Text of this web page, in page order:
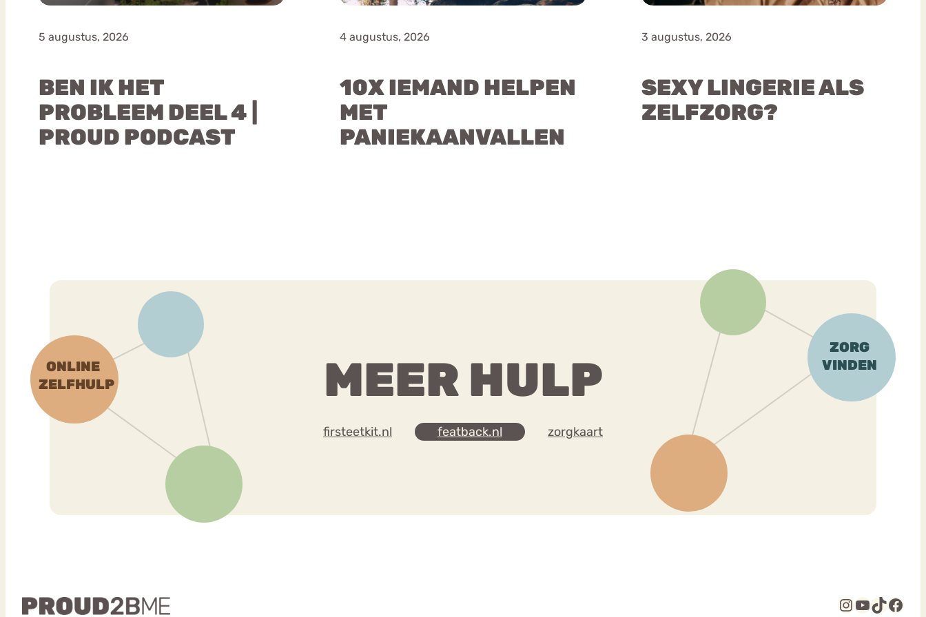
5 augustus, 2026
BEN IK HET
PROBLEEM DEEL 4 |
PROUD PODCAST
4 augustus, 2026
10X IEMAND HELPEN
MET
PANIEKAANVALLEN
3 augustus, 2026
SEXY LINGERIE ALS
ZELFZORG?
MEER HULP
firsteetkit.nl featback.nl zorgkaart
Instagram YouTube TikTok Facebook